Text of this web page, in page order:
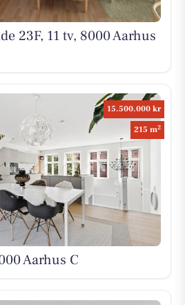
23F, 11 tv, 8000 Aarhus
15.500.000 kr
215 m2
Aarhus C